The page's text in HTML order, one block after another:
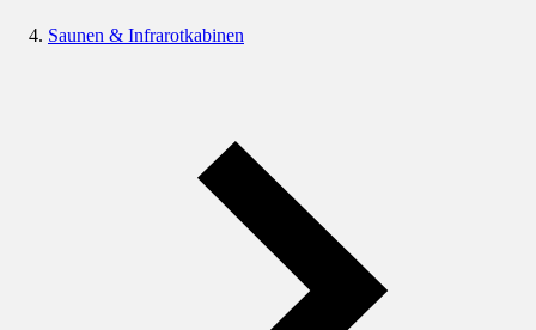
Saunen & Infrarotkabinen